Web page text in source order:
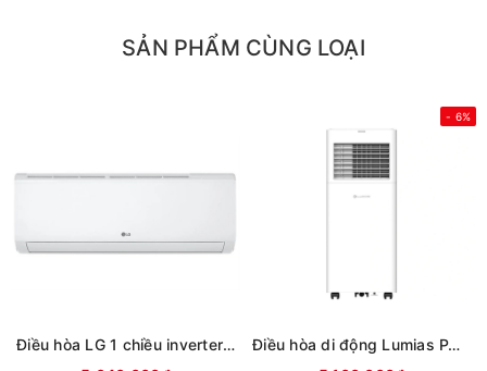
SẢN PHẨM CÙNG LOẠI
Điều hòa LG 1 chiều inverter 9000Btu IFC09M1 (mới 2026)
- 6%
Điều hòa di động Lumias PAC-26